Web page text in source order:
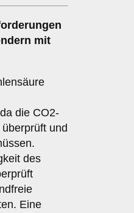
mit
die CO2-
und
des
Eine